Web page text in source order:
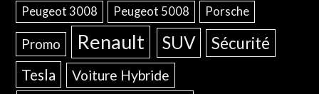
Peugeot 3008 Peugeot 5008 Porsche
Promo Renault SUV Sécurité
Tesla Voiture Hybride